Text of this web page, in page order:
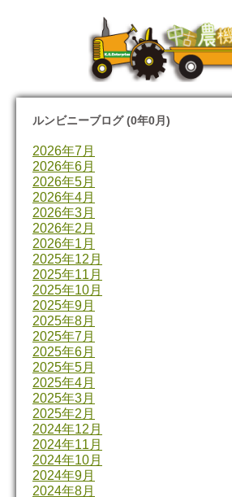
navigation
ルンビニーブログ (0年0月)
2026年7月
2026年6月
2026年5月
2026年4月
2026年3月
2026年2月
2026年1月
2025年12月
2025年11月
2025年10月
2025年9月
2025年8月
2025年7月
2025年6月
2025年5月
2025年4月
2025年3月
2025年2月
2024年12月
2024年11月
2024年10月
2024年9月
2024年8月